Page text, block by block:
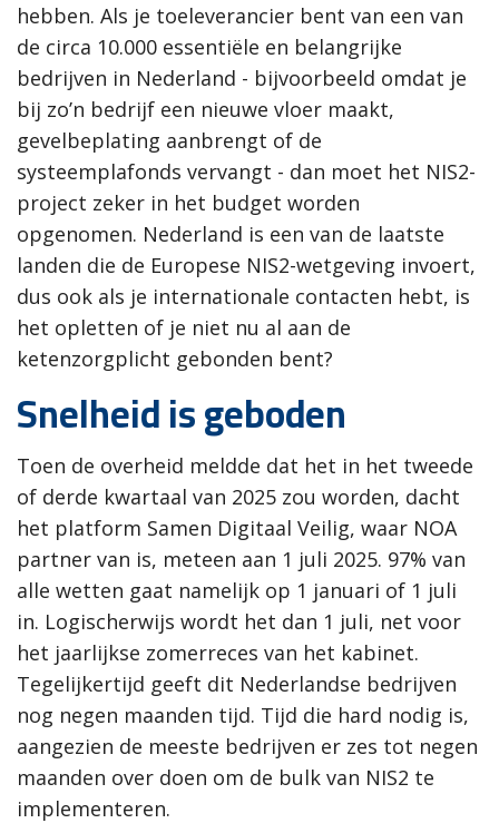
hebben. Als je toeleverancier bent van een van
de circa 10.000 essentiële en belangrijke
bedrijven in Nederland - bijvoorbeeld omdat je
bij zo’n bedrijf een nieuwe vloer maakt,
gevelbeplating aanbrengt of de
systeemplafonds vervangt - dan moet het NIS2-
project zeker in het budget worden
opgenomen. Nederland is een van de laatste
landen die de Europese NIS2-wetgeving invoert,
dus ook als je internationale contacten hebt, is
het opletten of je niet nu al aan de
ketenzorgplicht gebonden bent?
Snelheid is geboden
Toen de overheid meldde dat het in het tweede
of derde kwartaal van 2025 zou worden, dacht
het platform Samen Digitaal Veilig, waar NOA
partner van is, meteen aan 1 juli 2025. 97% van
alle wetten gaat namelijk op 1 januari of 1 juli
in. Logischerwijs wordt het dan 1 juli, net voor
het jaarlijkse zomerreces van het kabinet.
Tegelijkertijd geeft dit Nederlandse bedrijven
nog negen maanden tijd. Tijd die hard nodig is,
aangezien de meeste bedrijven er zes tot negen
maanden over doen om de bulk van NIS2 te
implementeren.